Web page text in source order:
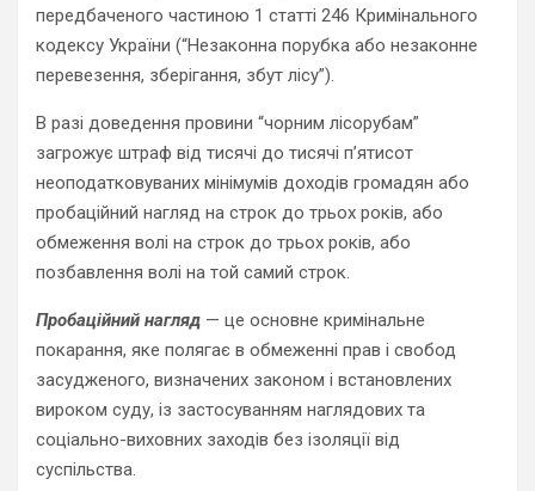
передбаченого частиною 1 статті 246 Кримінального
кодексу України (“Незаконна порубка або незаконне
перевезення, зберігання, збут лісу”).
В разі доведення провини “чорним лісорубам”
загрожує штраф від тисячі до тисячі п’ятисот
неоподатковуваних мінімумів доходів громадян або
пробаційний нагляд на строк до трьох років, або
обмеження волі на строк до трьох років, або
позбавлення волі на той самий строк.
Пробаційний нагляд — це основне кримінальне
покарання, яке полягає в обмеженні прав і свобод
засудженого, визначених законом і встановлених
вироком суду, із застосуванням наглядових та
соціально-виховних заходів без ізоляції від
суспільства.